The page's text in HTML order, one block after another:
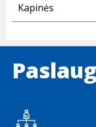
Kapinės